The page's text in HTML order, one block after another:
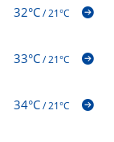
32°C/21°C
33°C/21°C
34°C/21°C